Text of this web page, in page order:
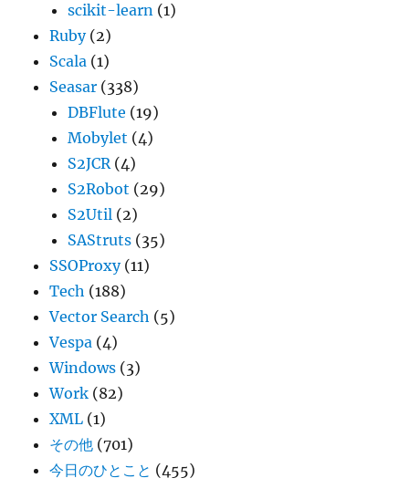
scikit-learn (1)
Ruby(2)
Scala (1)
Seasar (338)
DBFlute (19)
Mobylet (4)
S2JCR(4)
S2Robot (29)
S2Util (2)
SAStruts (35)
SSOProxy(11)
Tech (188)
Vector Search (5)
Vespa (4)
Windows (3)
Work (82)
XML (1)
その他 (701)
今日のひとこと (455)